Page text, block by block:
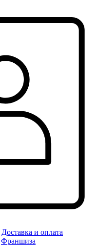
Доставка и оплата
Франшиза